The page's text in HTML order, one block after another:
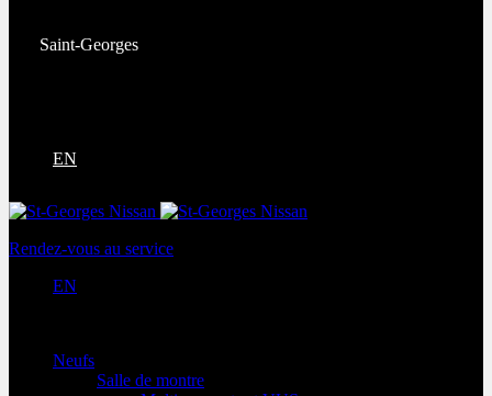
Saint-Georges
EN
Rendez-vous au service
EN
Neufs
Salle de montre